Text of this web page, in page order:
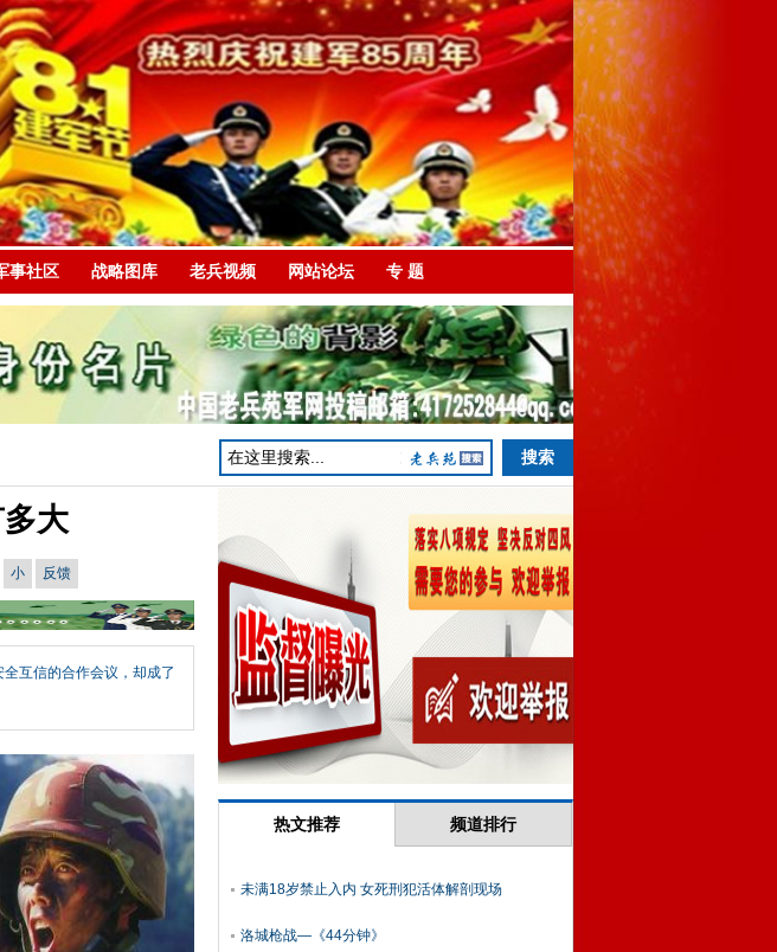
事社区 战略图库 老兵视频 网站论坛 专 题
大
小 反馈
互信的合作会议，却成了
热文推荐 频道排行
未满18岁禁止入内 女死刑犯活体解剖现场
洛城枪战—《44分钟》